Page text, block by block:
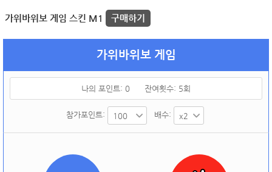
가위바위보 게임 스킨 M1 구매하기
가위바위보 게임
나의 포인트: 0 잔여횟수: 5회
참가포인트: 배수: